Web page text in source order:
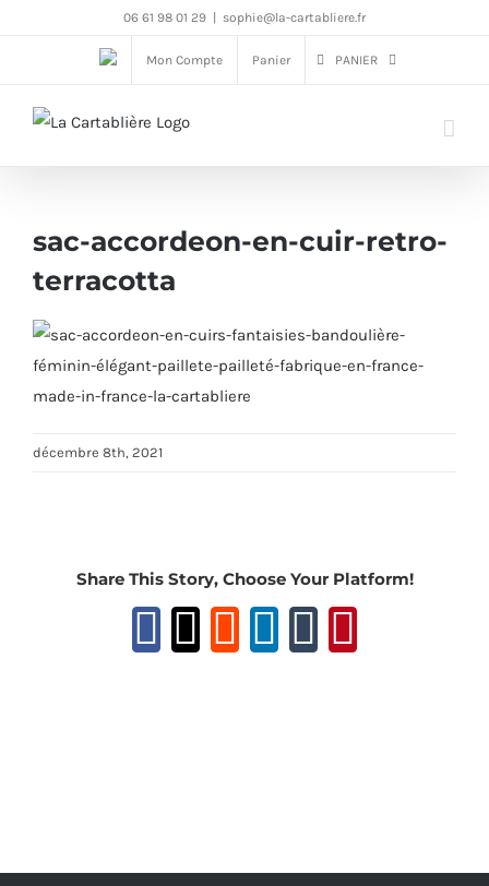
06 61 98 01 29 sophie@la-cartabliere.fr
Mon Compte Panier PANIER
sac-accordeon-en-cuir-retro-
terracotta
décembre 8th, 2021
Share This Story, Choose Your Platform!
Facebook
XReddit
LinkedIn
Tumblr